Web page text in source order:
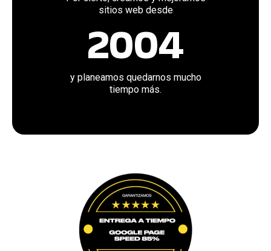
sitios web desde
2004
y planeamos quedarnos mucho
tiempo más.